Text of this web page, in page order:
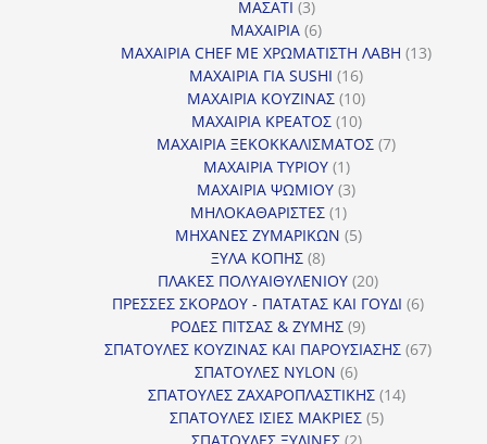
ΜΑΣΑΤΙ 33
προϊόντα
ΜΑΧΑΙΡΙΑ 66
προϊόντα
ΜΑΧΑΙΡΙΑ CHEF ΜΕ ΧΡΩΜΑΤΙΣΤΗ ΛΑΒΗ 1313
ΜΑΧΑΙΡΙΑ ΓΙΑ SUSHI 1616
προϊόντα
ΜΑΧΑΙΡΙΑ ΚΟΥΖΙΝΑΣ 1010
προϊόντα
ΜΑΧΑΙΡΙΑ ΚΡΕΑΤΟΣ 1010
προϊόντα
ΜΑΧΑΙΡΙΑ ΞΕΚΟΚΚΑΛΙΣΜΑΤΟΣ 77
ΜΑΧΑΙΡΙΑ ΤΥΡΙΟΥ 11
προϊόν
ΜΑΧΑΙΡΙΑ ΨΩΜΙΟΥ 33
ΜΗΛΟΚΑΘΑΡΙΣΤΕΣ 11
προϊόν
ΜΗΧΑΝΕΣ ΖΥΜΑΡΙΚΩΝ 55
ΞΥΛΑ ΚΟΠΗΣ 88
προϊόντα
ΠΛΑΚΕΣ ΠΟΛΥΑΙΘΥΛΕΝΙΟΥ 2020
προϊόντα
ΠΡΕΣΣΕΣ ΣΚΟΡΔΟΥ - ΠΑΤΑΤΑΣ ΚΑΙ ΓΟΥΔΙ 66
ΡΟΔΕΣ ΠΙΤΣΑΣ & ΖΥΜΗΣ 99
προϊόντα
ΣΠΑΤΟΥΛΕΣ ΚΟΥΖΙΝΑΣ ΚΑΙ ΠΑΡΟΥΣΙΑΣΗΣ 6767
ΣΠΑΤΟΥΛΕΣ NYLON 66
προϊόντα
ΣΠΑΤΟΥΛΕΣ ΖΑΧΑΡΟΠΛΑΣΤΙΚΗΣ 1414
ΣΠΑΤΟΥΛΕΣ ΙΣΙΕΣ ΜΑΚΡΙΕΣ 55
ΣΠΑΤΟΥΛΕΣ ΞΥΛΙΝΕΣ 22